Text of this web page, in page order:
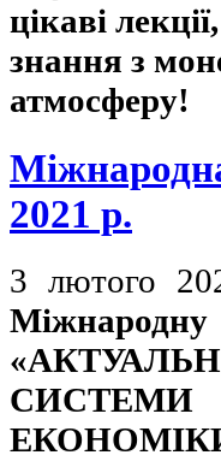
цікаві
знання з
атмосферу!
2021 р.
3 лютого